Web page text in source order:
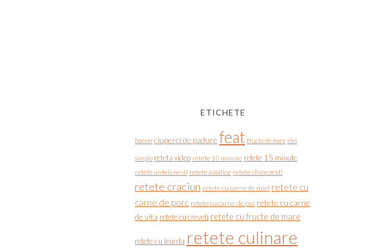
ETICHETE
bacon ciuperci de padure feat fructe de mare idei
simple reteta video retete 10 minute retete 15 minute
retete ardelenesti retete asiatice retete chinezesti
retete craciun retete cu carne de miel retete cu
carne de porc retete cu carne de pui retete cu carne
de vita retete cu creveti retete cu fructe de mare
retete cu leurda retete culinare